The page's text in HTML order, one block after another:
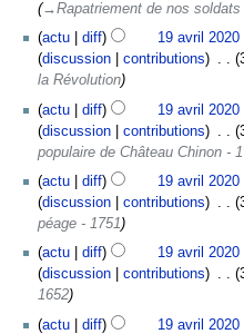
→‎Rapatriement de nos soldats
actu
diff 19 avril 2020
discussion
contributions
la Révolution
actu
diff 19 avril 2020
discussion
contributions
populaire de Château Chinon -
actu
diff 19 avril 2020
discussion
contributions
péage - 1751
actu
diff 19 avril 2020
discussion
contributions
1652
actu
diff 19 avril 2020